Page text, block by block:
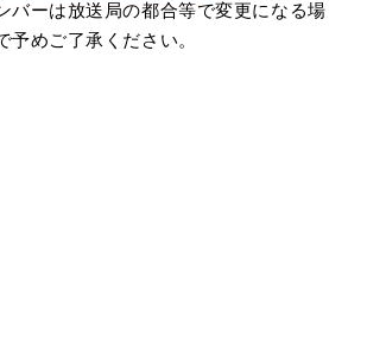
バーは放送局の都合等で変更になる場
予めご了承ください。